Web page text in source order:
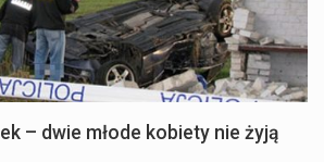
– dwie młode kobiety nie żyją